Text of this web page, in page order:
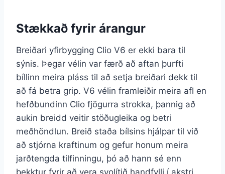
Stækkað fyrir árangur
Breiðari yfirbygging Clio V6 er ekki bara til
sýnis. Þegar vélin var færð að aftan þurfti
bíllinn meira pláss til að setja breiðari dekk til
að fá betra grip. V6 vélin framleiðir meira afl en
hefðbundinn Clio fjögurra strokka, þannig að
aukin breidd veitir stöðugleika og betri
meðhöndlun. Breið staða bílsins hjálpar til við
að stjórna kraftinum og gefur honum meira
jarðtengda tilfinningu, þó að hann sé enn
þekktur fyrir að vera svolítið handfylli í akstri.